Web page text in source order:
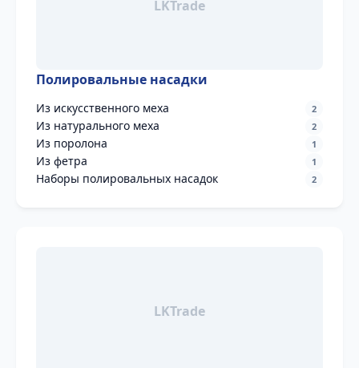
Полировальные насадки
Из искусственного меха 2
Из натурального меха 2
Из поролона 1
Из фетра 1
Наборы полировальных насадок 2